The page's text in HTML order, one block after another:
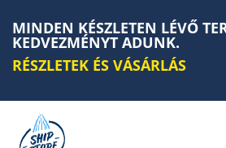
MINDEN KÉSZLETEN LÉVŐ
KEDVEZMÉNYT ADUNK.
RÉSZLETEK ÉS VÁSÁRLÁS